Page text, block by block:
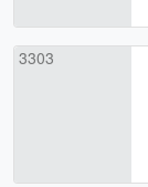
3303